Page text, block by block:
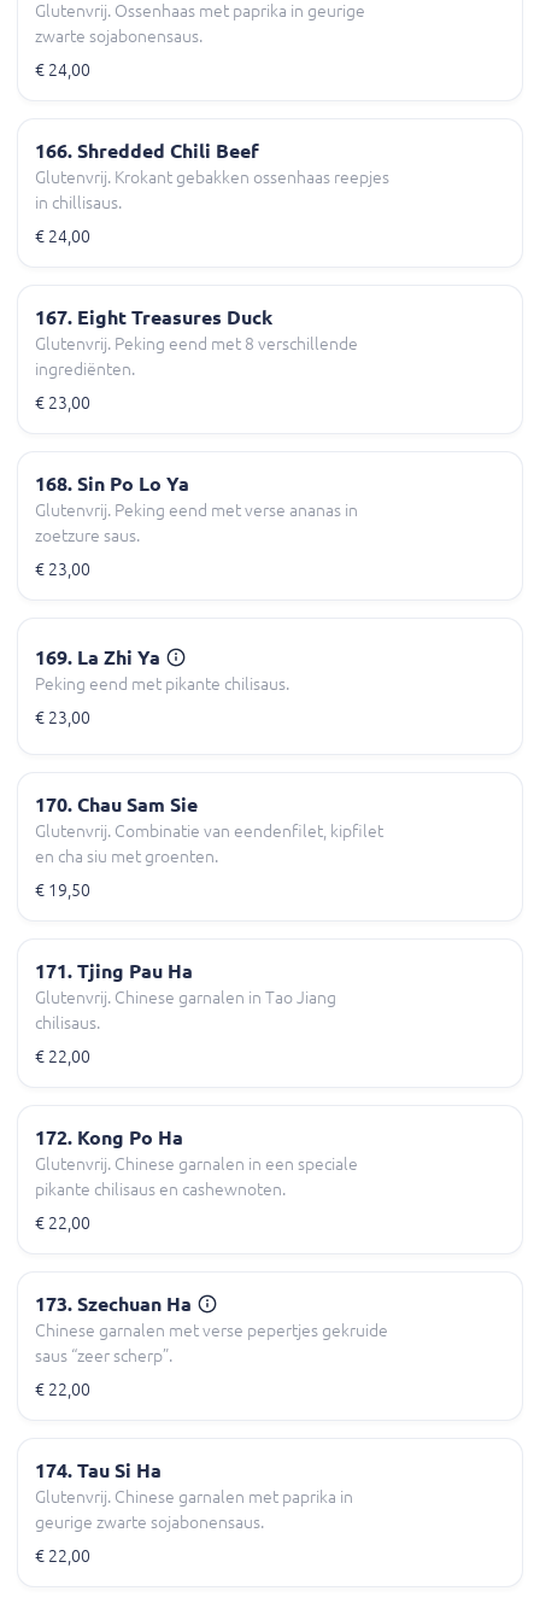
Glutenvrij. Ossenhaas met paprika in geurige
zwarte sojabonensaus.
€ 24,00
166. Shredded Chili Beef
Glutenvrij. Krokant gebakken ossenhaas reepjes
in chillisaus.
€ 24,00
167. Eight Treasures Duck
Glutenvrij. Peking eend met 8 verschillende
ingrediënten.
€ 23,00
168. Sin Po Lo Ya
Glutenvrij. Peking eend met verse ananas in
zoetzure saus.
€ 23,00
169. La Zhi Ya
Peking eend met pikante chilisaus.
€ 23,00
170. Chau Sam Sie
Glutenvrij. Combinatie van eendenfilet, kipfilet
en cha siu met groenten.
€ 19,50
171. Tjing Pau Ha
Glutenvrij. Chinese garnalen in Tao Jiang
chilisaus.
€ 22,00
172. Kong Po Ha
Glutenvrij. Chinese garnalen in een speciale
pikante chilisaus en cashewnoten.
€ 22,00
173. Szechuan Ha
Chinese garnalen met verse pepertjes gekruide
saus “zeer scherp”.
€ 22,00
174. Tau Si Ha
Glutenvrij. Chinese garnalen met paprika in
geurige zwarte sojabonensaus.
€ 22,00